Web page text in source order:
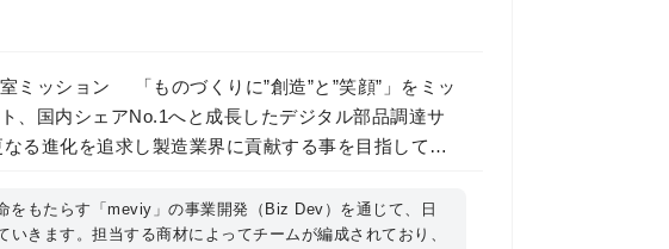
ステムの開発 （自社システム開発チームや、ベンダ
・今後の活動方針 ミスミ海外現地法人の現地調達支
なミッションとして着手予定です。目的は原価低
くのユーザーに利用されるための改善が必要です。
をもとに、追加機能や利便性向上に必要な開発アイ
ミッション 「ものづくりに”創造”と”笑顔”」をミッ
、国内シェアNo.1へと成長したデジタル部品調達サ
る進化を追求し製造業界に貢献する事を目指してい
ーケティングから商品企画、システム企画、生産、
仕事になります。それらを通して「製造業のお客様
もたらす「meviy」の事業開発（Biz Dev）を通じて、日
きます。担当する商材によってチームが編成されており、